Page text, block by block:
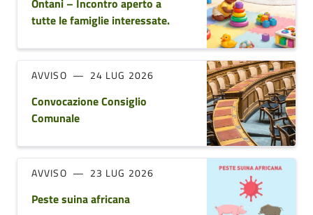
Ontani – Incontro aperto a
tutte le famiglie interessate.
AVVISO 24 LUG 2026
Convocazione Consiglio
Comunale
AVVISO 23 LUG 2026
Peste suina africana